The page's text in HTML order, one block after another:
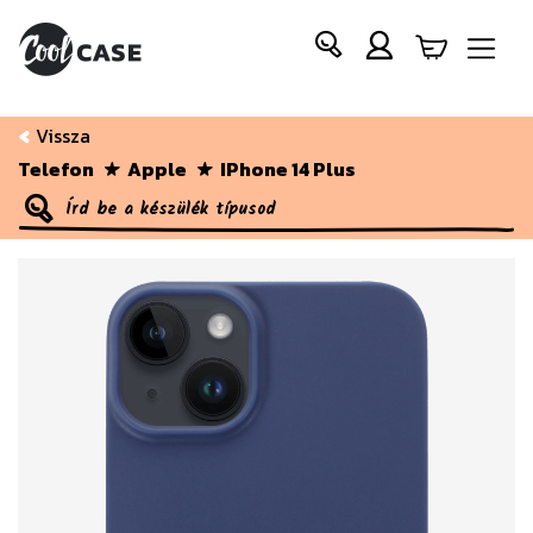
Vissza
Telefon
Apple IPhone 14 Plus